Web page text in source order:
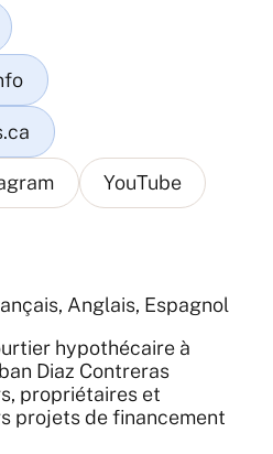
Anglais, Espagnol
hypothécaire à
Diaz Contreras
propriétaires et
projets de financement